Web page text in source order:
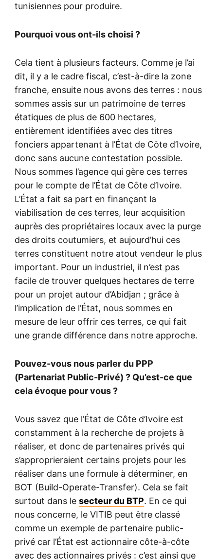
tunisiennes pour produire.
Pourquoi vous ont-ils choisi ?
Cela tient à plusieurs facteurs. Comme je l’ai
dit, il y a le cadre fiscal, c’est-à-dire la zone
franche, ensuite nous avons des terres : nous
sommes assis sur un patrimoine de terres
étatiques de plus de 600 hectares,
entièrement identifiées avec des titres
fonciers appartenant à l’État de Côte d’Ivoire,
donc sans aucune contestation possible.
Nous sommes l’agence qui gère ces terres
pour le compte de l’État de Côte d’Ivoire.
L’État a fait sa part en finançant la
viabilisation de ces terres, leur acquisition
auprès des propriétaires locaux avec la purge
des droits coutumiers, et aujourd’hui ces
terres constituent notre atout vendeur le plus
important. Pour un industriel, il n’est pas
facile de trouver quelques hectares de terre
pour un projet autour d’Abidjan ; grâce à
l’implication de l’État, nous sommes en
mesure de leur offrir ces terres, ce qui fait
une grande différence dans notre approche.
Pouvez-vous nous parler du PPP
(Partenariat Public-Privé) ? Qu’est-ce que
cela évoque pour vous ?
Vous savez que l’État de Côte d’Ivoire est
constamment à la recherche de projets à
réaliser, et donc de partenaires privés qui
s’approprieraient certains projets pour les
réaliser dans une formule à déterminer, en
BOT (Build-Operate-Transfer). Cela se fait
surtout dans le secteur du BTP. En ce qui
nous concerne, le VITIB peut être classé
comme un exemple de partenaire public-
privé car l’État est actionnaire côte-à-côte
avec des actionnaires privés : c’est ainsi que